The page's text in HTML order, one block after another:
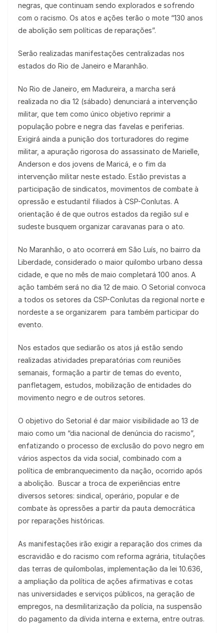
negras, que continuam sendo explorados e sofrendo
com o racismo. Os atos e ações terão o mote “130 anos
de abolição sem políticas de reparações”.
Serão realizadas manifestações centralizadas nos
estados do Rio de Janeiro e Maranhão.
No Rio de Janeiro, em Madureira, a marcha será
realizada no dia 12 (sábado) denunciará a intervenção
militar, que tem como único objetivo reprimir a
população pobre e negra das favelas e periferias.
Exigirá ainda a punição dos torturadores do regime
militar, a apuração rigorosa do assassinato de Marielle,
Anderson e dos jovens de Maricá, e o fim da
intervenção militar neste estado. Estão previstas a
participação de sindicatos, movimentos de combate à
opressão e estudantil filiados à CSP-Conlutas. A
orientação é de que outros estados da região sul e
sudeste busquem organizar caravanas para o ato.
No Maranhão, o ato ocorrerá em São Luís, no bairro da
Liberdade, considerado o maior quilombo urbano dessa
cidade, e que no mês de maio completará 100 anos. A
ação também será no dia 12 de maio. O Setorial convoca
a todos os setores da CSP-Conlutas da regional norte e
nordeste a se organizarem para também participar do
evento.
Nos estados que sediarão os atos já estão sendo
realizadas atividades preparatórias com reuniões
semanais, formação a partir de temas do evento,
panfletagem, estudos, mobilização de entidades do
movimento negro e de outros setores.
O objetivo do Setorial é dar maior visibilidade ao 13 de
maio como um “dia nacional de denúncia do racismo”,
enfatizando o processo de exclusão do povo negro em
vários aspectos da vida social, combinado com a
política de embranquecimento da nação, ocorrido após
a abolição. Buscar a troca de experiências entre
diversos setores: sindical, operário, popular e de
combate às opressões a partir da pauta democrática
por reparações históricas.
As manifestações irão exigir a reparação dos crimes da
escravidão e do racismo com reforma agrária, titulações
das terras de quilombolas, implementação da lei 10.636,
a ampliação da política de ações afirmativas e cotas
nas universidades e serviços públicos, na geração de
empregos, na desmilitarização da polícia, na suspensão
do pagamento da dívida interna e externa, entre outras.